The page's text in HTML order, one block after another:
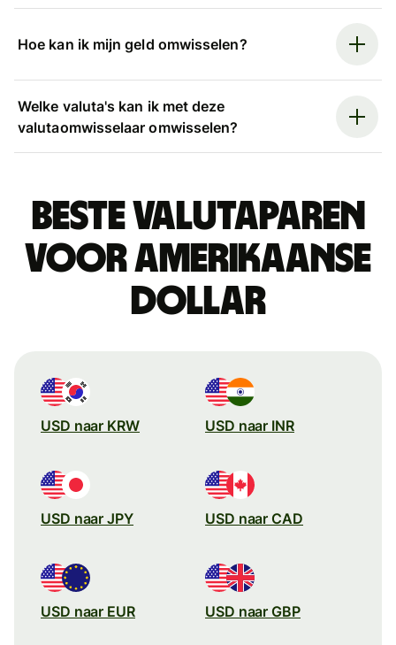
Hoe kan ik mijn geld omwisselen?
Welke valuta's kan ik met deze
valutaomwisselaar omwisselen?
Beste valutaparen
voor Amerikaanse
dollar
USD naar KRW USD naar INR
USD naar JPY USD naar CAD
USD naar EUR USD naar GBP